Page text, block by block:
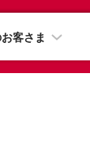
客さま